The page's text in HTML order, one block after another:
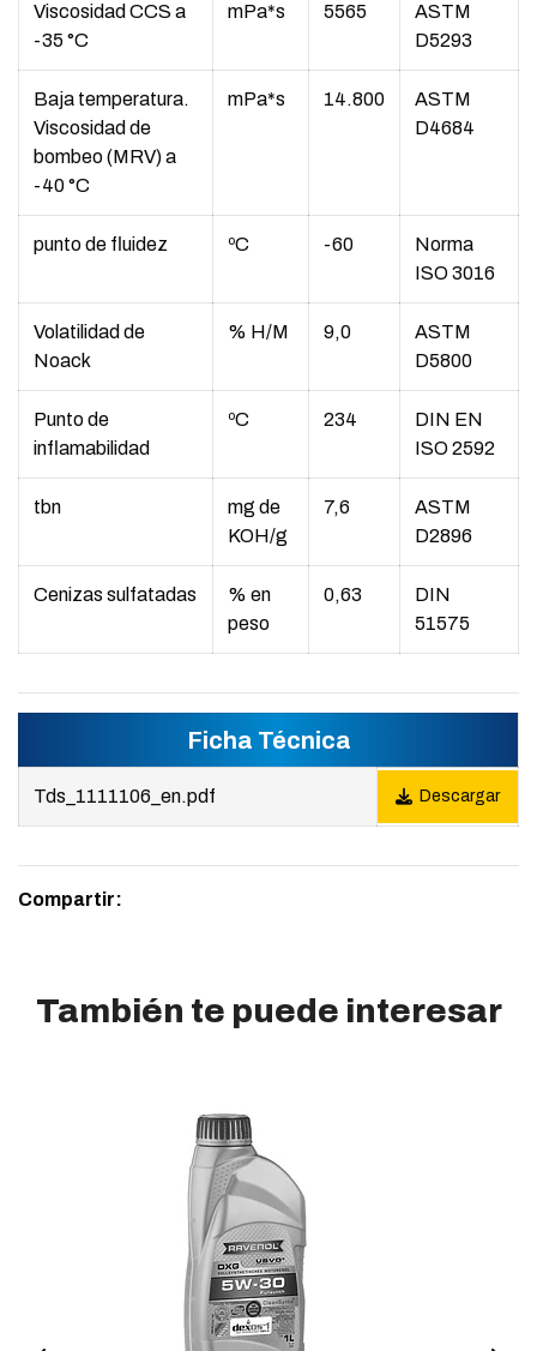
Viscosidad CCS a
-35 °C
mPa*s 5565
ASTM
D5293
Baja temperatura.
Viscosidad de
bombeo (MRV) a
-40 °C
mPa*s 14.800
ASTM
D4684
punto de fluidez ºC -60
Norma
ISO 3016
Volatilidad de
Noack
% H/M 9,0
ASTM
D5800
Punto de
inflamabilidad
ºC 234
DIN EN
ISO 2592
tbn
mg de
KOH/g
7,6
ASTM
D2896
Cenizas sulfatadas
% en
peso
0,63
DIN
51575
Ficha Técnica
Tds_1111106_en.pdf Descargar
Compartir:
También te puede interesar